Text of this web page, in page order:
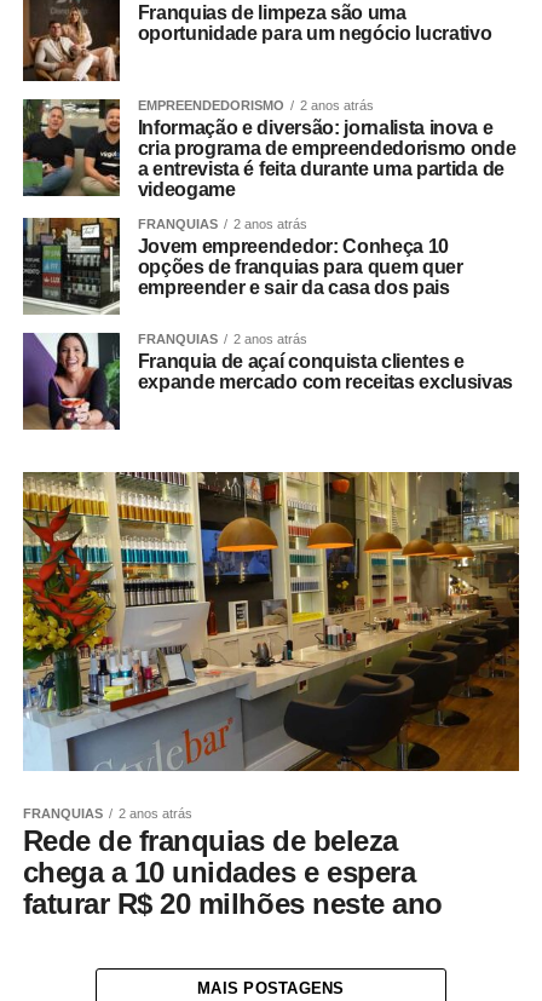
Franquias de limpeza são uma
oportunidade para um negócio lucrativo
EMPREENDEDORISMO 2 anos atrás
Informação e diversão: jornalista inova e
cria programa de empreendedorismo onde
a entrevista é feita durante uma partida de
videogame
FRANQUIAS 2 anos atrás
Jovem empreendedor: Conheça 10
opções de franquias para quem quer
empreender e sair da casa dos pais
FRANQUIAS 2 anos atrás
Franquia de açaí conquista clientes e
expande mercado com receitas exclusivas
FRANQUIAS 2 anos atrás
Rede de franquias de beleza
chega a 10 unidades e espera
faturar R$ 20 milhões neste ano
MAIS POSTAGENS